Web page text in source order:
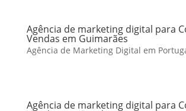
Agência de marketing digital para
Vendas em Guimarães
Agência de Marketing Digital em
Agência de marketing digital para